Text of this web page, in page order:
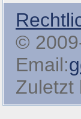
©
Email:
Zuletzt